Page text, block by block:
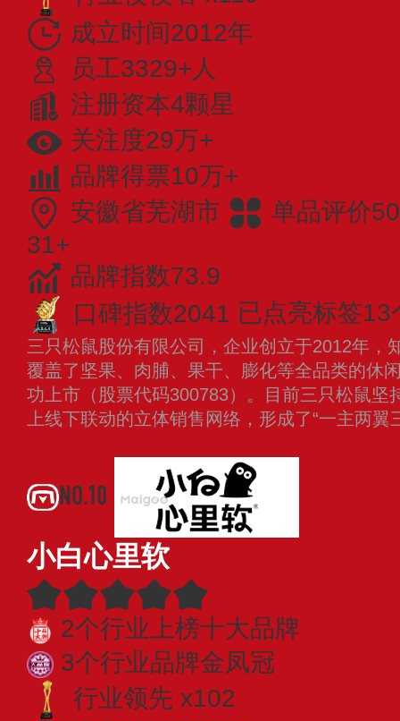
成立时间2012年
员工3329+人
注册资本4颗星
关注度29万+
品牌得票10万+
安徽省芜湖市
单品评价
31+
品牌指数73.9
口碑指数2041 已点亮标签13
三只松鼠股份有限公司，企业创立于2012年，
覆盖了坚果、肉脯、果干、膨化等全品类的休
功上市（股票代码300783）。目前三只松鼠坚
上线下联动的立体销售网络，形成了“一主两翼
NO.10
小白心里软
2个行业上榜十大品牌
3个行业品牌金凤冠
行业领先 x102